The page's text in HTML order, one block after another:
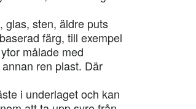
glas, sten, äldre puts
färg, till exempel
målade med
ren plast. Där
i underlaget och kan